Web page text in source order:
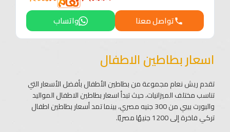
واتساب تواصل معنا
اسعار بطاطين الاطفال​
تقدم ريش نعام مجموعة من بطاطين الأطفال بأفضل الأسعار التي
تناسب مختلف الميزانيات، حيث تبدأ اسعار بطاطين الاطفال​​ المواليد
والبورت بيبي من 300 جنيه مصري، بينما تمد أسعار بطاطين اطفال
تركي فاخرة إلى 1200 جنيهًا مصريًا.